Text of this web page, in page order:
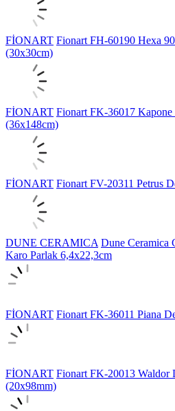
FİONART Fionart FH-60190 Hexa
(30x30cm)
FİONART Fionart FK-36017
(36x148cm)
FİONART Fionart FV-20311 Petrus
DUNE CERAMICA Dune Ceramica
Karo Parlak 6,4x22,3cm
FİONART Fionart FK-36011 Piana
FİONART Fionart FK-20013 Waldor
(20x98mm)